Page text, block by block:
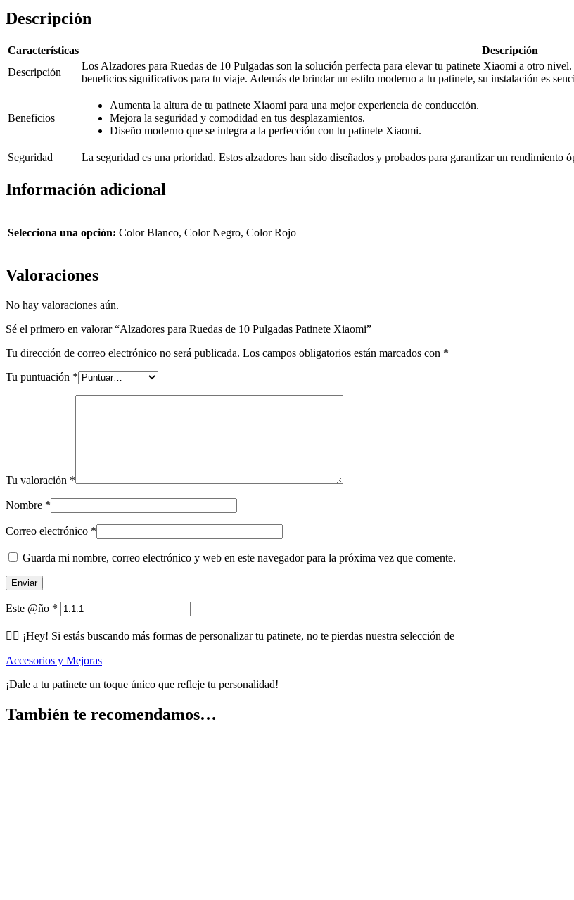
Descripción
Características
Descripción
Descripción
Los Alzadores para Ruedas de 10 Pulgadas son la solución perfecta para elevar tu patinete Xiaomi a otro
beneficios significativos para tu viaje. Además de brindar un estilo moderno a tu patinete, su instalación es
Beneficios
Aumenta la altura de tu patinete Xiaomi para una mejor experiencia de conducción.
Mejora la seguridad y comodidad en tus desplazamientos.
Diseño moderno que se integra a la perfección con tu patinete Xiaomi.
Seguridad La seguridad es una prioridad. Estos alzadores han sido diseñados y probados para garantizar un rendimiento
Información adicional
Selecciona una opción: Color Blanco, Color Negro, Color Rojo
Valoraciones
No hay valoraciones aún.
Sé el primero en valorar “Alzadores para Ruedas de 10 Pulgadas Patinete Xiaomi”
Tu dirección de correo electrónico no será publicada. Los campos obligatorios están marcados con *
Tu puntuación *
Tu valoración *
Nombre *
Correo electrónico *
Guarda mi nombre, correo electrónico y web en este navegador para la próxima vez que comente.
Este @ño *
🕵️‍♂️ ¡Hey! Si estás buscando más formas de personalizar tu patinete, no te pierdas nuestra selección de
Accesorios y Mejoras
¡Dale a tu patinete un toque único que refleje tu personalidad!
También te recomendamos…